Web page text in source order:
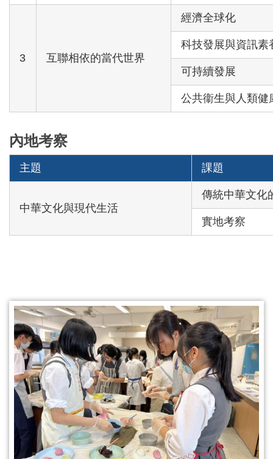
3 互聯相依的當代世界
經濟全球化
科技發展與資訊素
可持續發展
公共衞生與人類健
內地考察
主題 課題
中華文化與現代生活
傳統中華文化
實地考察